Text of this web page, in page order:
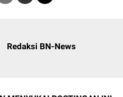
Redaksi BN-News